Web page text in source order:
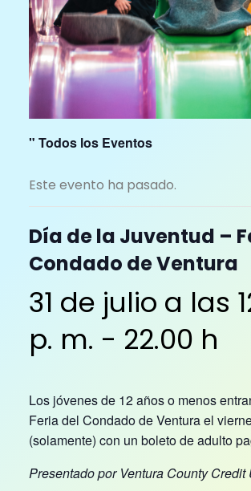
" Todos los Eventos
Este evento ha pasado.
Día de la Juventud –
Condado de Ventura
31 de julio a las
p. m. - 22.00 h
Los jóvenes de 12 años o menos
Feria del Condado de Ventura el
(solamente) con un boleto de adulto
Presentado por Ventura County Credit